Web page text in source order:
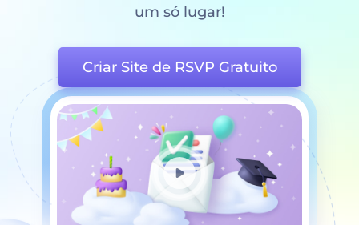
um só lugar!
Criar Site de RSVP Gratuito